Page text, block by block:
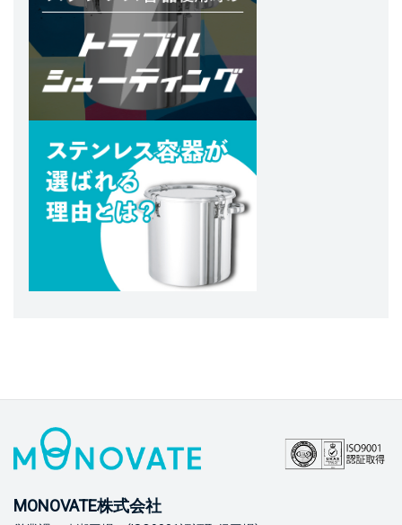
MONOVATE株式会社